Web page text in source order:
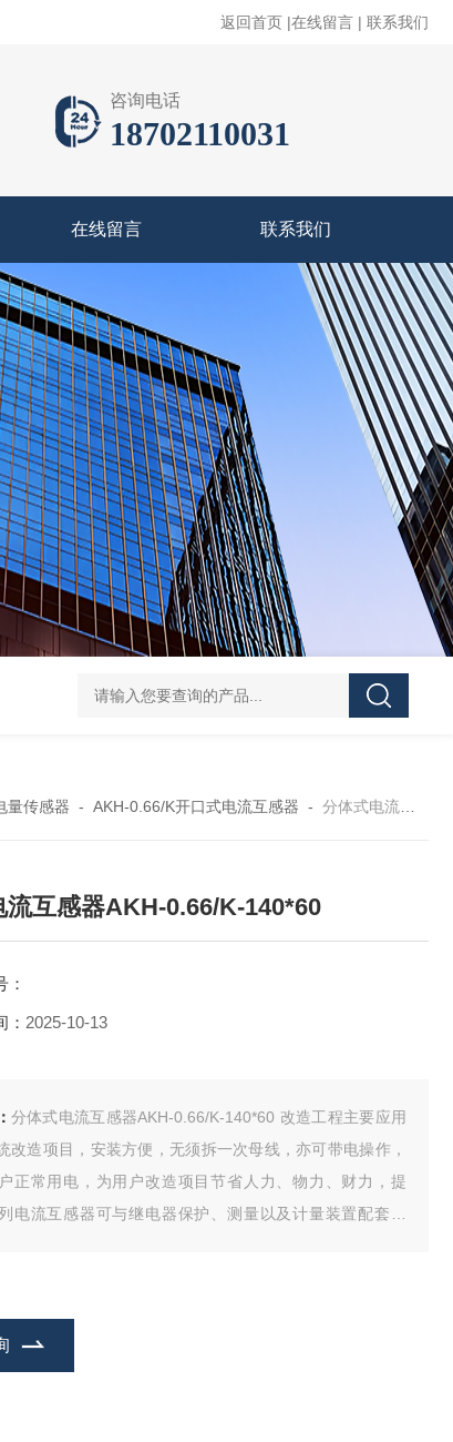
返回首页 |在线留言 | 联系我们
咨询电话
18702110031
在线留言 联系我们
DJSF1352-D-800导轨式直流电能表 AKH-
量传感器 - AKH-0.66/K开口式电流互感器 - 分体式电流互感器AKH-0.66/K-140*60
流互感器AKH-0.66/K-140*60
：
： 2025-10-13
分体式电流互感器AKH-0.66/K-140*60 改造工程主要应用
改造项目，安装方便，无须拆一次母线，亦可带电操作，
正常用电，为用户改造项目节省人力、物力、财力，提
电流互感器可与继电器保护、测量以及计量装置配套使